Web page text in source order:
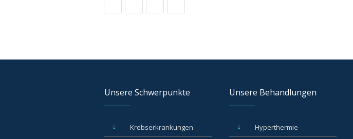
Unsere Schwerpunkte
Krebserkrankungen
Unsere Behandlungen
Hyperthermie